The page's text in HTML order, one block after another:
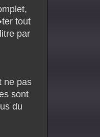
tout
par
ne pas
sont
du